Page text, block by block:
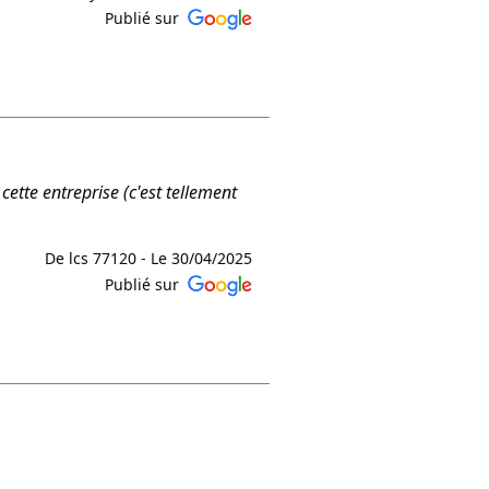
Publié sur
à vos attentes. Au plaisir de
entreprise (c'est tellement
De lcs 77120 - Le 30/04/2025
Publié sur